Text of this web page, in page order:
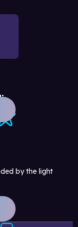
by the light